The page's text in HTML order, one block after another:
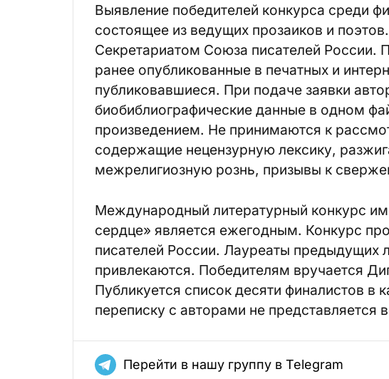
Выявление победителей конкурса среди
состоящее из ведущих прозаиков и
Секретариатом Союза писателей России.
ранее опубликованные в печатных и
публиковавшиеся. При подаче заявки
биобиблиографические данные в одном
произведением. Не принимаются к
содержащие нецензурную лексику,
межрелигиозную рознь, призывы к
Международный литературный конкурс
сердце» является ежегодным. Конкурс
писателей России. Лауреаты предыдущих
привлекаются. Победителям вручается
Публикуется список десяти финалистов в
переписку с авторами не
Перейти в нашу группу в Telegram